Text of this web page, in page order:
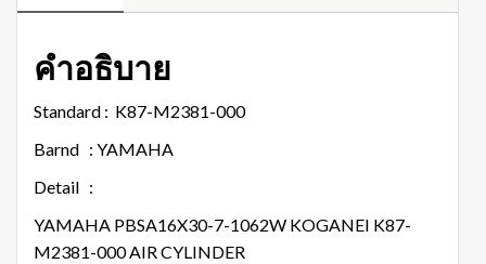
คำอธิบาย
Standard : K87-M2381-000
Barnd : YAMAHA
Detail :
YAMAHA PBSA16X30-7-1062W KOGANEI K87-
M2381-000 AIR CYLINDER